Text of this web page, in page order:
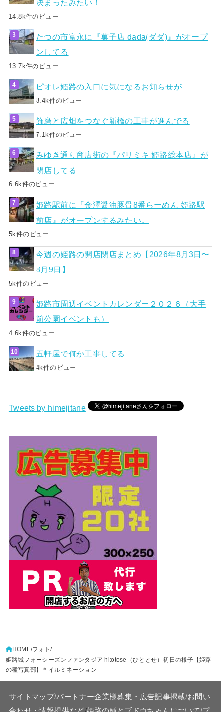
決まったみたい！
14.8k件のビュー
たつの市富永に『菓子店 dada(ダダ)』がオープ
ンしてる
13.7k件のビュー
ピオレ姫路の入口に気になるお知らせが…
8.4k件のビュー
飾磨と広畑をつなぐ新橋の工事が進んでる
7.1k件のビュー
みゆき通り商店街の『パリミキ 姫路総本店』が
閉店してる
6.6k件のビュー
姫路駅前に『金澤醤油豚骨8番らーめん 姫路駅
前店』がオープンするみたい。
5k件のビュー
今週の姫路の開店閉店まとめ【2026年8月3日〜
8月9日】
5k件のビュー
姫路市周辺イベントカレンダー２０２６（大手
前公園イベントも）
4.6k件のビュー
五軒屋で何か工事してる
4k件のビュー
Tweets by himejitane
HOME フォト
姫路城フォーシーズンファンタジア hitotose（ひととせ）初日の様子【姫路
の種写真部】＊イルミネーション
サイトマップ/パートナー企業様募集・広告記事掲載/お問い
合わせ・情報提供など/姫路の種とブドウちゃんについて/プ